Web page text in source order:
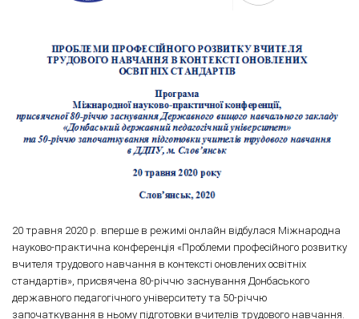
20 травня 2020 р. вперше в режимі онлайн відбулася Міжнародна
науково-практична конференція «Проблеми професійного розвитку
вчителя трудового навчання в контексті оновлених освітніх
стандартів», присвячена 80-річчю заснування Донбаського
державного педагогічного університету та 50-річчю
започаткування в ньому підготовки вчителів трудового навчання.